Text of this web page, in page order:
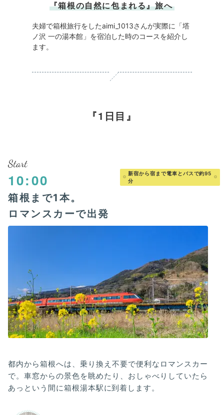
『箱根の自然に包まれる』旅へ
夫婦で箱根旅行をしたaimi_1013さんが実際に「塔
ノ沢 一の湯本館」を宿泊した時のコースを紹介し
ます。
1日目
Start
10:00
新宿から宿まで電車とバスで約95
分
箱根まで1本。
ロマンスカーで出発
都内から箱根へは、乗り換え不要で便利なロマンスカー
で。車窓からの景色を眺めたり、おしゃべりしていたら
あっという間に箱根湯本駅に到着します。